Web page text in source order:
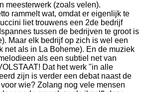
meesterwerk (zoals velen).
rammelt wat, omdat er eigenlijk te
liet trouwens een 2de bedrijf
tussen de bedrijven te groot is
Maar elk bedrijf op zich is wel een
net als in La Boheme). En de muziek
als een subtiel net van
Dat het werk "in alle
zijn is verder een debat naast de
wie? Zolang nog vele mensen